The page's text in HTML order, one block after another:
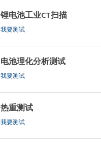
锂电池工业CT扫描
我要测试
电池理化分析测试
我要测试
热重测试
我要测试